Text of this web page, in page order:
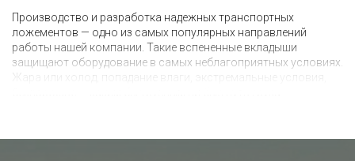
Производство и разработка надежных транспортных
ложементов — одно из самых популярных направлений
работы нашей компании. Такие вспененные вкладыши
защищают оборудование в самых неблагоприятных условиях.
Жара или холод, попадание влаги, экстремальные условия,